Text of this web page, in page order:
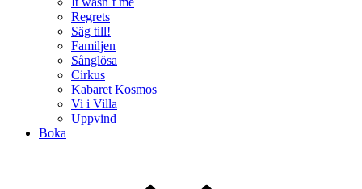
Regrets
Säg till!
Familjen
Sånglösa
Cirkus
Kabaret Kosmos
Vi i Villa
Uppvind
Boka